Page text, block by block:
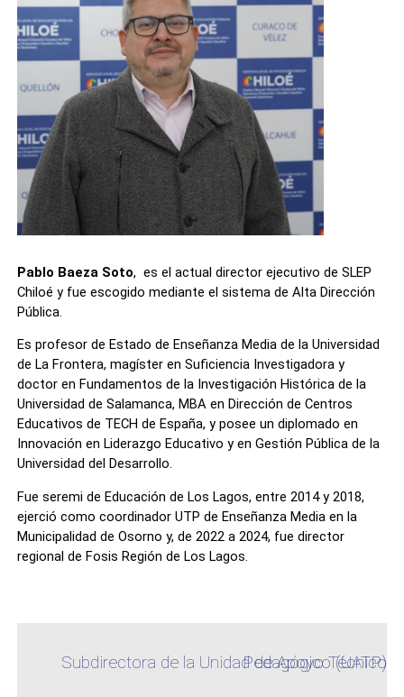
Pablo Baeza Soto, es el actual director ejecutivo de SLEP
Chiloé y fue escogido mediante el sistema de Alta Dirección
Pública.
Es profesor de Estado de Enseñanza Media de la Universidad
de La Frontera, magíster en Suficiencia Investigadora y
doctor en Fundamentos de la Investigación Histórica de la
Universidad de Salamanca, MBA en Dirección de Centros
Educativos de TECH de España, y posee un diplomado en
Innovación en Liderazgo Educativo y en Gestión Pública de la
Universidad del Desarrollo.
Fue seremi de Educación de Los Lagos, entre 2014 y 2018,
ejerció como coordinador UTP de Enseñanza Media en la
Municipalidad de Osorno y, de 2022 a 2024, fue director
regional de Fosis Región de Los Lagos.
Subdirectora de la Unidad de Apoyo Técnico Pedagógico (UATP)